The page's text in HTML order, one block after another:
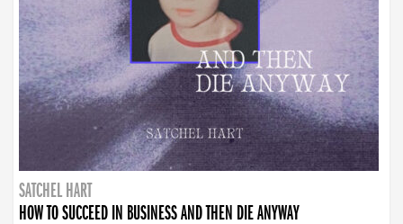
SATCHEL HART
HOW TO SUCCEED IN BUSINESS AND THEN DIE ANYWAY